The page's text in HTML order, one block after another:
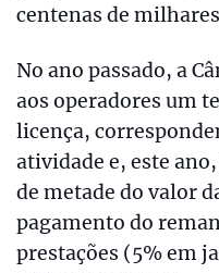
centenas de
No ano passado, a
aos operadores um
licença,
atividade e, este
de metade do valor
pagamento do
prestações (5% em